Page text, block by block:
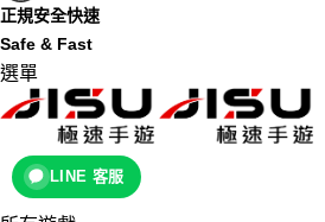
正規安全快速
Safe & Fast
選單
LINE 客服